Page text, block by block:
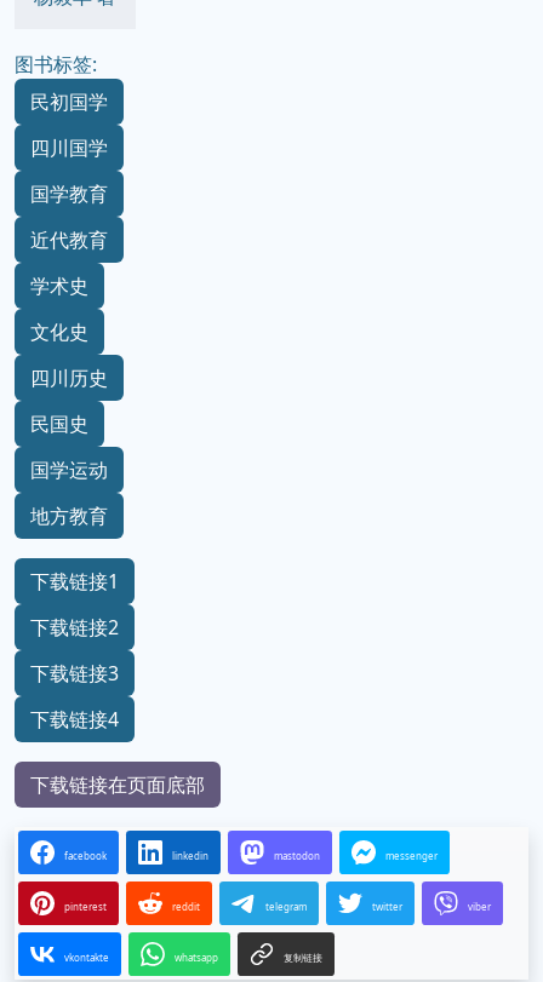
图书标签:
民初国学
四川国学
国学教育
近代教育
学术史
文化史
四川历史
民国史
国学运动
地方教育
下载链接1
下载链接2
下载链接3
下载链接4
下载链接在页面底部
facebook linkedin mastodon messenger
pinterest reddit telegram twitter viber
vkontakte whatsapp 复制链接